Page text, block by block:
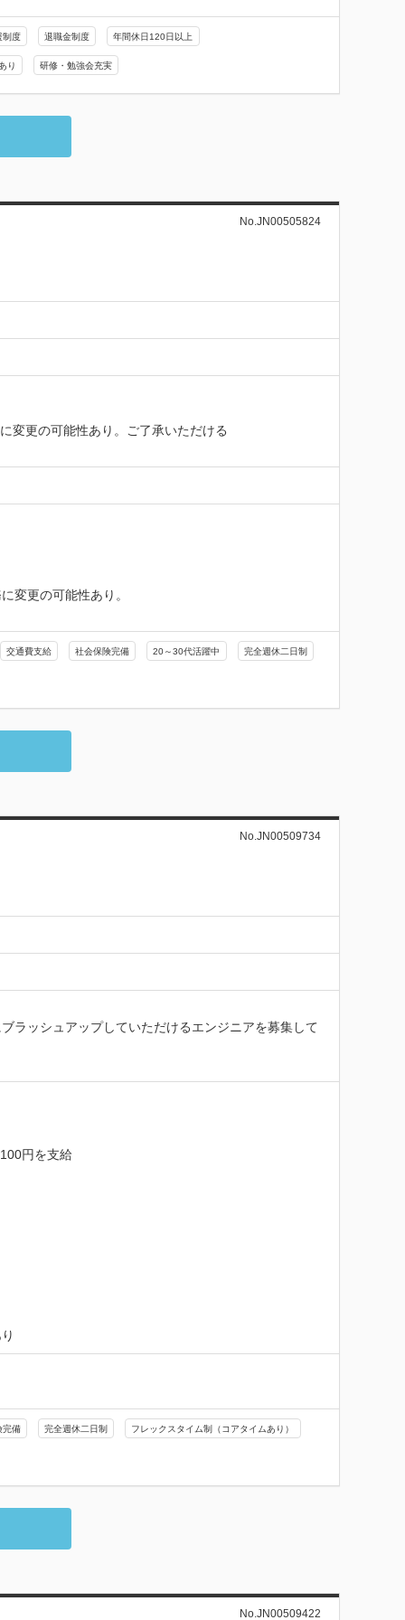
制度 退職金制度 年間休日120日以上
り 研修・勉強会充実
No.JN00505824
変更の可能性あり。ご了承いただける
変更の可能性あり。
交通費支給 社会保険完備 20～30代活躍中 完全週休二日制
No.JN00509734
ラッシュアップしていただけるエンジニアを募集して
円を支給
完備 完全週休二日制 フレックスタイム制（コアタイムあり）
No.JN00509422